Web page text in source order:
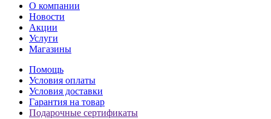
О компании
Новости
Акции
Услуги
Магазины
Помощь
Условия оплаты
Условия доставки
Гарантия на товар
Подарочные сертификаты